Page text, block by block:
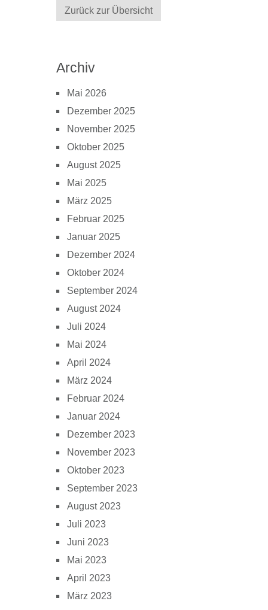
Zurück zur Übersicht
Archiv
Mai 2026
Dezember 2025
November 2025
Oktober 2025
August 2025
Mai 2025
März 2025
Februar 2025
Januar 2025
Dezember 2024
Oktober 2024
September 2024
August 2024
Juli 2024
Mai 2024
April 2024
März 2024
Februar 2024
Januar 2024
Dezember 2023
November 2023
Oktober 2023
September 2023
August 2023
Juli 2023
Juni 2023
Mai 2023
April 2023
März 2023